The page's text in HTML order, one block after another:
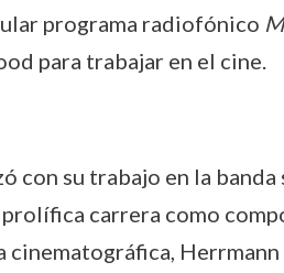
programa radiofónico
para trabajar en el cine.
con su trabajo en la banda
carrera como
Herrmann